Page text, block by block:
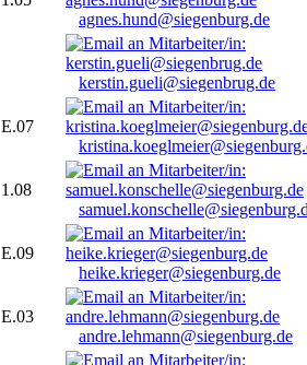
agnes.hund@siegenburg.de
kerstin.gueli@siegenbrug.de
E.07
1.08
E.09
heike.krieger@siegenburg.de
E.03
andre.lehmann@siegenburg.de